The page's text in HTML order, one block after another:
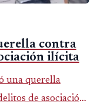
contra
ilícita
una querella
de asociación